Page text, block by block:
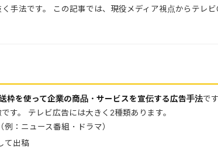
く手法です。 この記事では、現役メディア視点からテレ
枠を使って企業の商品・サービスを宣伝する広告手法で
す。 テレビ広告には大きく2種類あります。
：ニュース番組・ドラマ）
て出稿